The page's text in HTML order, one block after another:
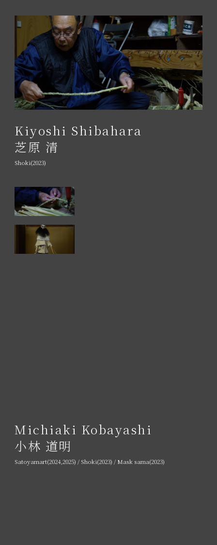
Kiyoshi Shibahara
芝原 清
Shoki(2023)
Michiaki Kobayashi
小林 道明
Satoyamart(2024,2025) / Shoki(2023) / Mask sama(2023)